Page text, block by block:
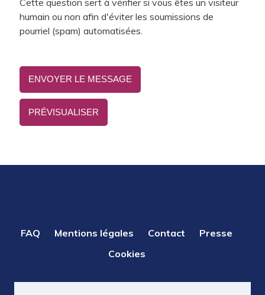
humain ou non afin d'éviter les soumissions de
pourriel (spam) automatisées.
PIED
FAQ Mentions légales Contact
Presse
Cookies